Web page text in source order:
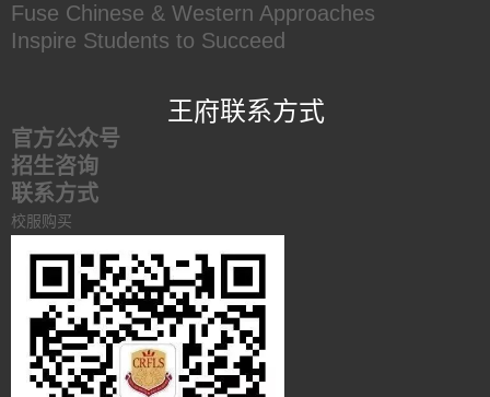
Fuse Chinese & Western Approaches
Inspire Students to Succeed
王府联系方式
官方公众号
招生咨询
联系方式
校服购买